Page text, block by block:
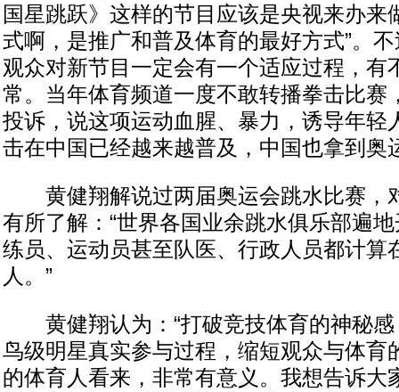
国星跳跃》这样的节目应该是央视来办来
式啊，是推广和普及体育的最好方式”。
观众对新节目一定会有一个适应过程，有
常。当年体育频道一度不敢转播拳击比赛
投诉，说这项运动血腥、暴力，诱导年轻
击在中国已经越来越普及，中国也拿到奥
黄健翔解说过两届奥运会跳水比赛，
有所了解：“世界各国业余跳水俱乐部遍
练员、运动员甚至队医、行政人员都计算
人。”
黄健翔认为：“打破竞技体育的神秘感
鸟级明星真实参与过程，缩短观众与体育
的体育人看来，非常有意义。我想告诉大